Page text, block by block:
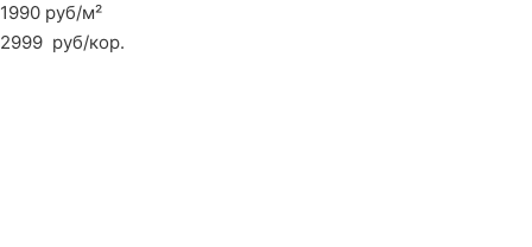
1990 руб/м²
2999 руб/кор.